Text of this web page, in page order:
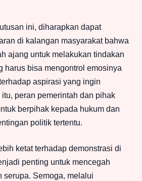
ini, diharapkan dapat
di kalangan masyarakat bahwa
ajang untuk melakukan tindakan
harus bisa mengontrol emosinya
aspirasi yang ingin
peran pemerintah dan pihak
berpihak kepada hukum dan
politik tertentu.
ketat terhadap demonstrasi di
penting untuk mencegah
serupa. Semoga, melalui